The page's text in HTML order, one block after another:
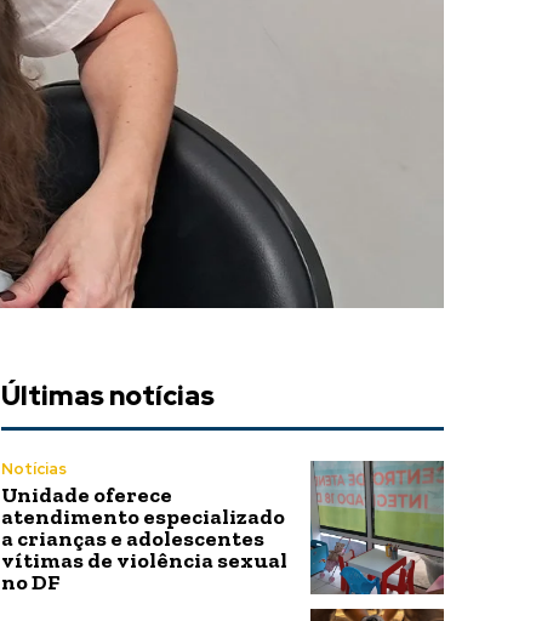
Últimas notícias
Notícias
Unidade oferece
atendimento especializado
a crianças e adolescentes
vítimas de violência sexual
no DF